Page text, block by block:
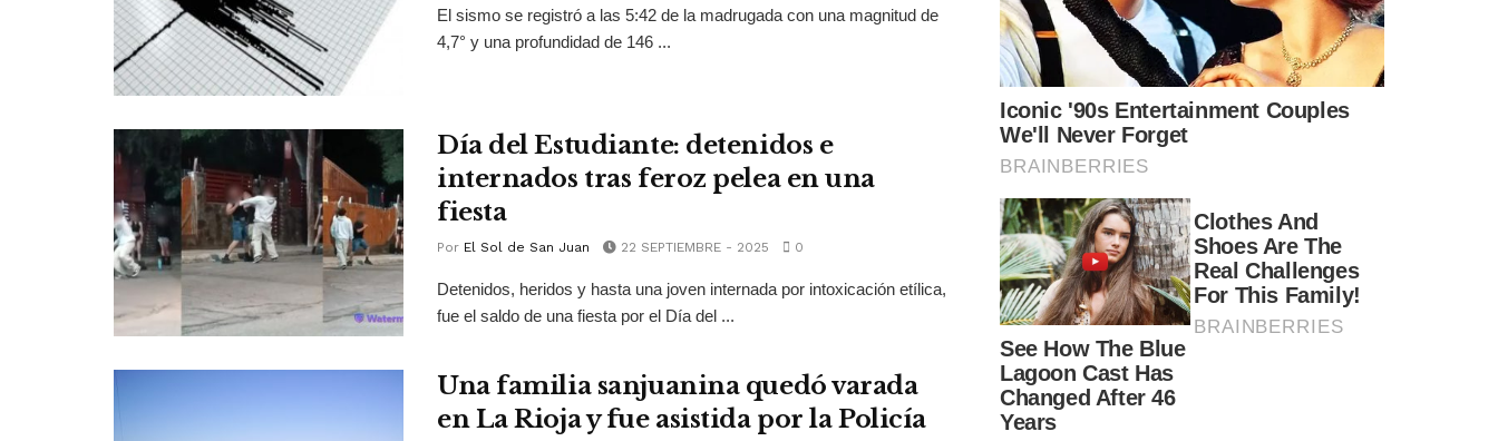
El sismo se registró a las 5:42 de la madrugada con una magnitud de
4,7° y una profundidad de 146 ...
Día del Estudiante: detenidos e
internados tras feroz pelea en una
fiesta
Por El Sol de San Juan 22 SEPTIEMBRE - 2025 0
Detenidos, heridos y hasta una joven internada por intoxicación etílica,
fue el saldo de una fiesta por el Día del ...
Una familia sanjuanina quedó varada
en La Rioja y fue asistida por la Policía